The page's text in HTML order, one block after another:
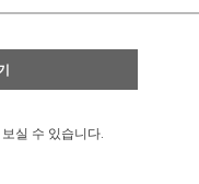
실 수 있습니다.